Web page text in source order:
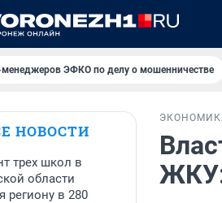
менеджеров ЭФКО по делу о мошенничестве
НОВОСТИ
трех школ в
области
региону в 280
ЖКУ: